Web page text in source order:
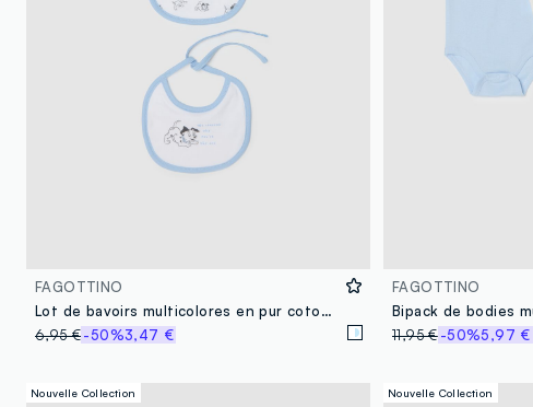
FAGOTTINO
Lot de bavoirs multicolores en pur coton pour nouveau-né avec imprimés Disney
6,95 €-50%3,47 €
FAGOTTINO
11,95 €-50%5,97 €
Nouvelle Collection Nouvelle Collection